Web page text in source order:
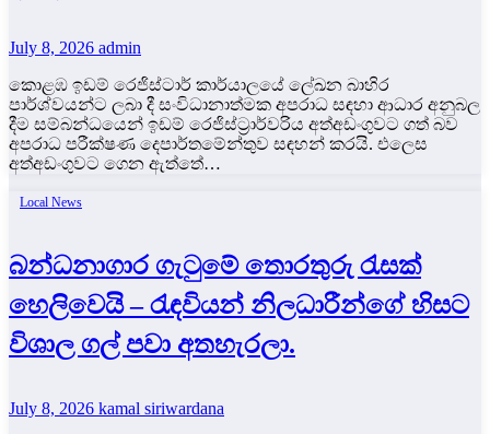
July 8, 2026 admin
කොළඹ ඉඩම් රෙජිස්ටාර් කාර්යාලයේ ලේඛන බාහිර
පාර්ශ්වයන්ට ලබා දී සංවිධානාත්මක අපරාධ සඳහා ආධාර අනුබල
දීම සම්බන්ධයෙන් ඉඩම් රෙජිස්ට්‍රාර්වරිය අත්අඩංගුවට ගත් බව
අපරාධ පරීක්ෂණ දෙපාර්තමේන්තුව සඳහන් කරයි. එලෙස
අත්අඩංගුවට ගෙන ඇත්තේ…
Local News
බන්ධනාගාර ගැටුමේ තොරතුරු රැසක්
හෙලිවෙයි – රැඳවියන් නිලධාරීන්ගේ හිසට
විශාල ගල් පවා අතහැරලා.
July 8, 2026 kamal siriwardana